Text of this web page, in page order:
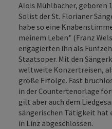
Alois Mühlbacher, geboren
Solist der St. Florianer
habe so eine
meinem Leben" (Franz
engagierten ihn als
Staatsoper. Mit den
weltweite Konzertreisen,
große Erfolge. Fast
in der Countertenorlage
gilt aber auch dem
sängerischen Tätigkeit hat
in Linz abgeschlossen.